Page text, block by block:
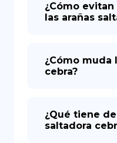
¿Cómo
las arañas
¿Cómo muda
cebra?
¿Qué tiene
saltadora